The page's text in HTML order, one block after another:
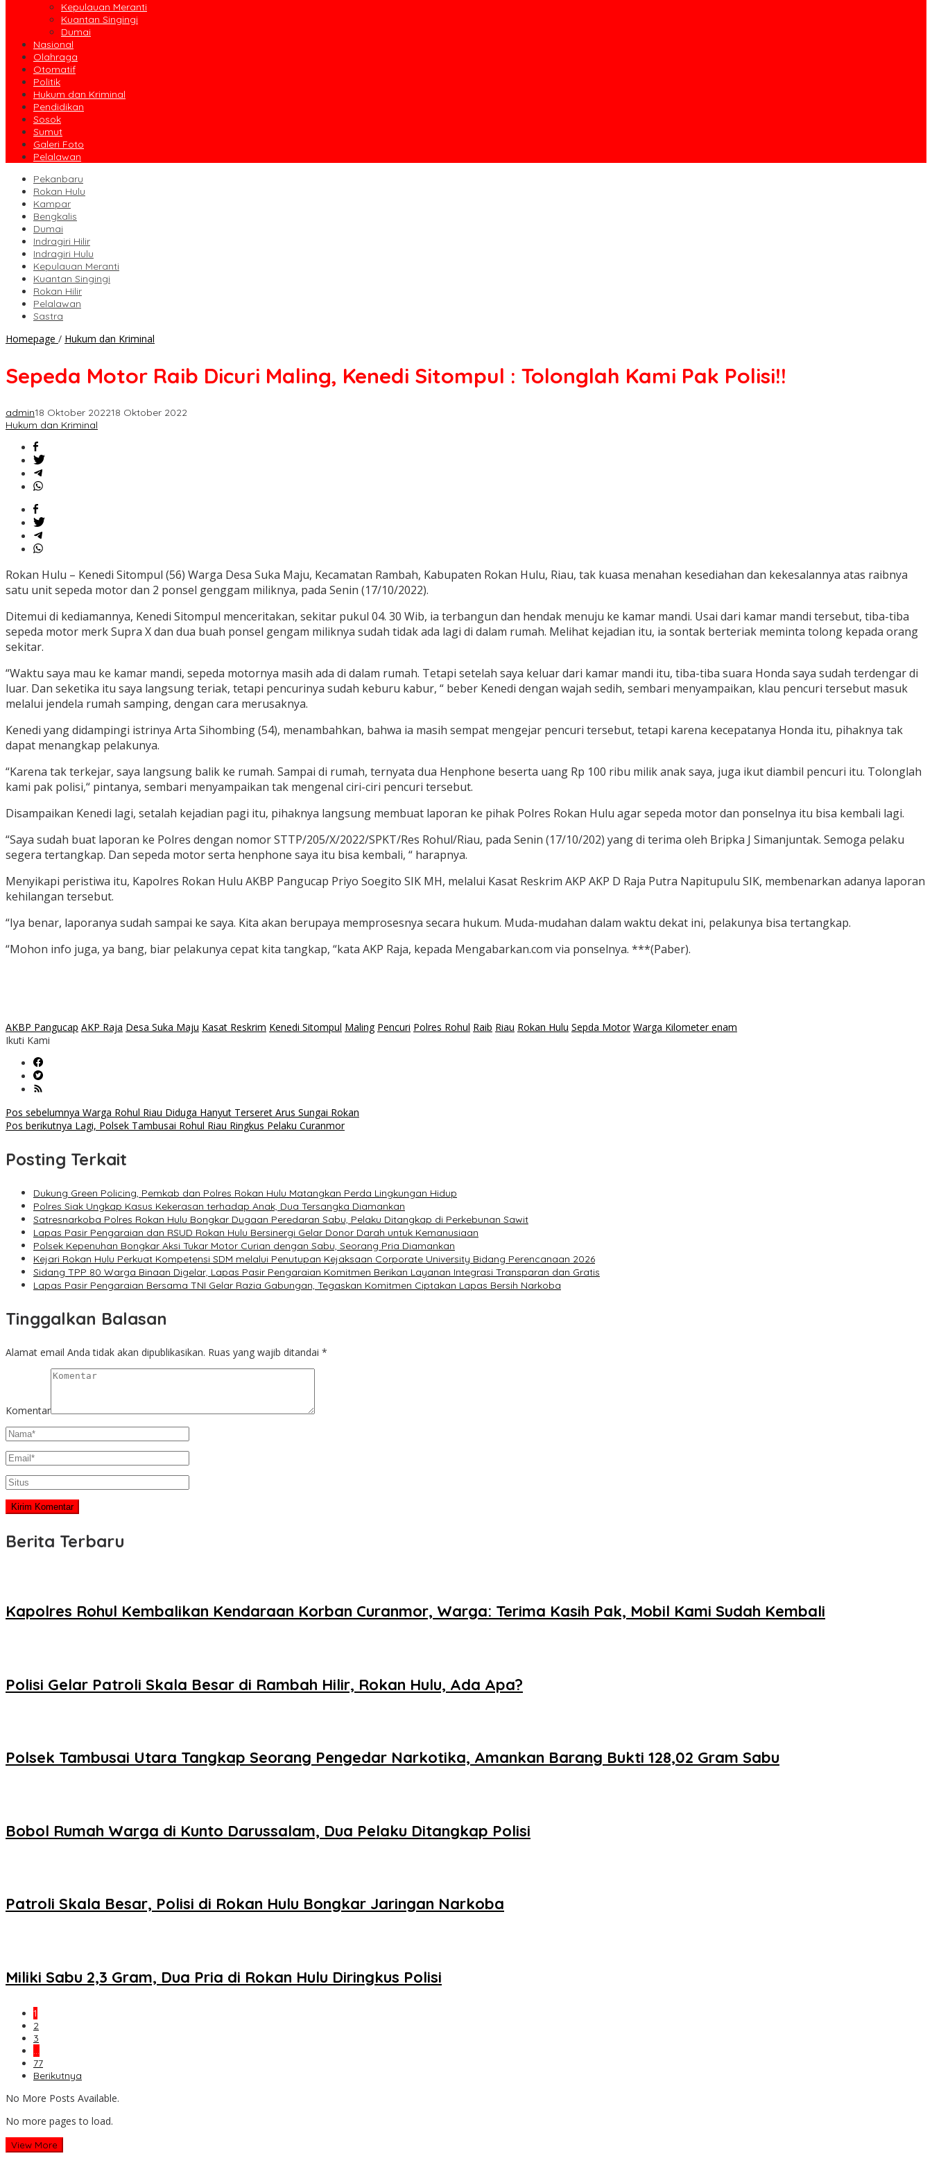
Kepulauan Meranti
Kuantan Singingi
Dumai
Nasional
Olahraga
Otomatif
Politik
Hukum dan Kriminal
Pendidikan
Sosok
Sumut
Galeri Foto
Pelalawan
Pekanbaru
Rokan Hulu
Kampar
Bengkalis
Dumai
Indragiri Hilir
Indragiri Hulu
Kepulauan Meranti
Kuantan Singingi
Rokan Hilir
Pelalawan
Sastra
Homepage / Hukum dan Kriminal
Dicuri
Sitompul
Sepeda Motor Raib Dicuri Maling, Kenedi Sitompul : Tolonglah Kami Pak Polisi!!
admin18 Oktober 202218 Oktober 2022
Hukum dan Kriminal
Rokan Hulu – Kenedi Sitompul (56) Warga Desa Suka Maju, Kecamatan Rambah, Kabupaten Rokan Hulu, Riau, tak kuasa menahan kesediahan dan kekesalannya atas raibnya
satu unit sepeda motor dan 2 ponsel genggam miliknya, pada Senin (17/10/2022).
Ditemui di kediamannya, Kenedi Sitompul menceritakan, sekitar pukul 04. 30 Wib, ia terbangun dan hendak menuju ke kamar mandi. Usai dari kamar mandi tersebut, tiba-tiba
sepeda motor merk Supra X dan dua buah ponsel gengam miliknya sudah tidak ada lagi di dalam rumah. Melihat kejadian itu, ia sontak berteriak meminta tolong kepada orang
sekitar.
“Waktu saya mau ke kamar mandi, sepeda motornya masih ada di dalam rumah. Tetapi setelah saya keluar dari kamar mandi itu, tiba-tiba suara Honda saya sudah terdengar di
luar. Dan seketika itu saya langsung teriak, tetapi pencurinya sudah keburu kabur, “ beber Kenedi dengan wajah sedih, sembari menyampaikan, klau pencuri tersebut masuk
melalui jendela rumah samping, dengan cara merusaknya.
Kenedi yang didampingi istrinya Arta Sihombing (54), menambahkan, bahwa ia masih sempat mengejar pencuri tersebut, tetapi karena kecepatanya Honda itu, pihaknya tak
dapat menangkap pelakunya.
“Karena tak terkejar, saya langsung balik ke rumah. Sampai di rumah, ternyata dua Henphone beserta uang Rp 100 ribu milik anak saya, juga ikut diambil pencuri itu. Tolonglah
kami pak polisi,“ pintanya, sembari menyampaikan tak mengenal ciri-ciri pencuri tersebut.
Disampaikan Kenedi lagi, setalah kejadian pagi itu, pihaknya langsung membuat laporan ke pihak Polres Rokan Hulu agar sepeda motor dan ponselnya itu bisa kembali lagi.
“Saya sudah buat laporan ke Polres dengan nomor STTP/205/X/2022/SPKT/Res Rohul/Riau, pada Senin (17/10/202) yang di terima oleh Bripka J Simanjuntak. Semoga pelaku
segera tertangkap. Dan sepeda motor serta henphone saya itu bisa kembali, “ harapnya.
Menyikapi peristiwa itu, Kapolres Rokan Hulu AKBP Pangucap Priyo Soegito SIK MH, melalui Kasat Reskrim AKP AKP D Raja Putra Napitupulu SIK, membenarkan adanya laporan
kehilangan tersebut.
“Iya benar, laporanya sudah sampai ke saya. Kita akan berupaya memprosesnya secara hukum. Muda-mudahan dalam waktu dekat ini, pelakunya bisa tertangkap.
“Mohon info juga, ya bang, biar pelakunya cepat kita tangkap, “kata AKP Raja, kepada Mengabarkan.com via ponselnya. ***(Paber).
AKBP Pangucap AKP Raja Desa Suka Maju Kasat Reskrim Kenedi Sitompul Maling Pencuri Polres Rohul Raib Riau Rokan Hulu Sepda Motor Warga Kilometer enam
Ikuti Kami
Navigasi
Pos sebelumnya Warga Rohul Riau Diduga Hanyut Terseret Arus Sungai Rokan
Pos berikutnya Lagi, Polsek Tambusai Rohul Riau Ringkus Pelaku Curanmor
Posting Terkait
Dukung Green Policing, Pemkab dan Polres Rokan Hulu Matangkan Perda Lingkungan Hidup
Polres Siak Ungkap Kasus Kekerasan terhadap Anak, Dua Tersangka Diamankan
Satresnarkoba Polres Rokan Hulu Bongkar Dugaan Peredaran Sabu, Pelaku Ditangkap di Perkebunan Sawit
Lapas Pasir Pengaraian dan RSUD Rokan Hulu Bersinergi Gelar Donor Darah untuk Kemanusiaan
Polsek Kepenuhan Bongkar Aksi Tukar Motor Curian dengan Sabu, Seorang Pria Diamankan
Kejari Rokan Hulu Perkuat Kompetensi SDM melalui Penutupan Kejaksaan Corporate University Bidang Perencanaan 2026
Sidang TPP 80 Warga Binaan Digelar, Lapas Pasir Pengaraian Komitmen Berikan Layanan Integrasi Transparan dan Gratis
Lapas Pasir Pengaraian Bersama TNI Gelar Razia Gabungan, Tegaskan Komitmen Ciptakan Lapas Bersih Narkoba
Tinggalkan Balasan
Alamat email Anda tidak akan dipublikasikan. Ruas yang wajib ditandai *
Komentar
Berita Terbaru
Kapolres Rohul Kembalikan Kendaraan Korban Curanmor, Warga: Terima Kasih Pak, Mobil Kami Sudah Kembali
Polisi Gelar Patroli Skala Besar di Rambah Hilir, Rokan Hulu, Ada Apa?
Polsek Tambusai Utara Tangkap Seorang Pengedar Narkotika, Amankan Barang Bukti 128,02 Gram Sabu
Bobol Rumah Warga di Kunto Darussalam, Dua Pelaku Ditangkap Polisi
Patroli Skala Besar, Polisi di Rokan Hulu Bongkar Jaringan Narkoba
Miliki Sabu 2,3 Gram, Dua Pria di Rokan Hulu Diringkus Polisi
1
2
3
…
77
Berikutnya
No More Posts Available.
No more pages to load.
View More